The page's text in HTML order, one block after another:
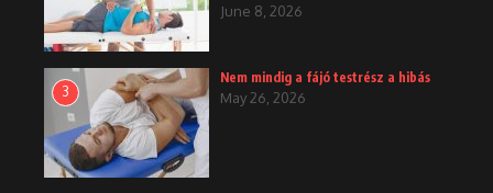
June 8, 2026
3
Nem mindig a fájó testrész a hibás
May 26, 2026